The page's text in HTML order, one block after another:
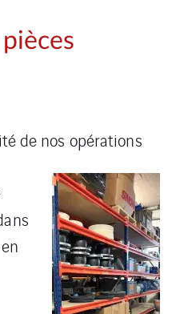
de nos opérations